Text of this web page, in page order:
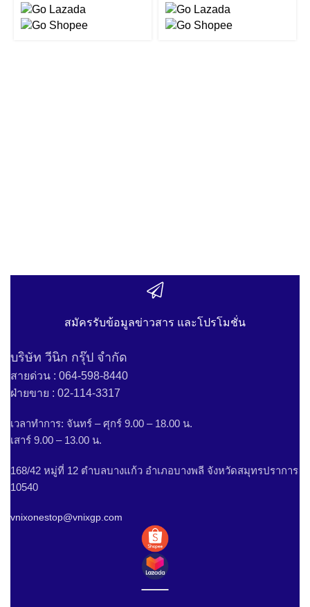
4K&H.265 Lite Network
Video Recorder by Vnix
Network Video Recorder
by Vnix Group
สมัครรับข้อมูลข่าวสาร และโปรโมชั่น
บริษัท วีนิก กรุ๊ป จำกัด
สายด่วน : 064-598-8440
ฝ่ายขาย : 02-114-3317
เวลาทำการ: จันทร์ – ศุกร์ 9.00 – 18.00 น.
เสาร์ 9.00 – 13.00 น.
168/42 หมู่ที่ 12 ตำบลบางแก้ว อำเภอบางพลี จังหวัดสมุทรปราการ
10540
vnixonestop@vnixgp.com